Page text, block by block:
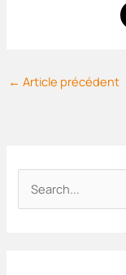
← Article précédent